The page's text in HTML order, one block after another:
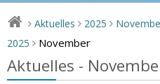
> Aktuelles > 2025 >
2025 > November
Aktuelles -